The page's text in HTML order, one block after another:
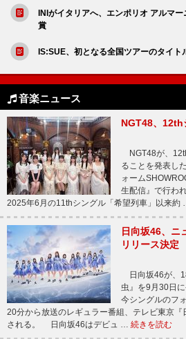
INIがイタリアへ、エンポリオ アルマ
賞
IS:SUE、初となる全国ツアーのタイト
音楽ニュース
NGT48、12th
NGT48が、
ることを発表し
ォーム
生配信』で行わ
2025年6月の11thシングル「希望列車」以来約
日向坂46、ニ
リリース決定
日向坂46が、
虫』を9月30日
今シングルのフ
20分から放送のレギュラー番組、テレビ東京
される。 日向坂46はデビュ … 続きを読む